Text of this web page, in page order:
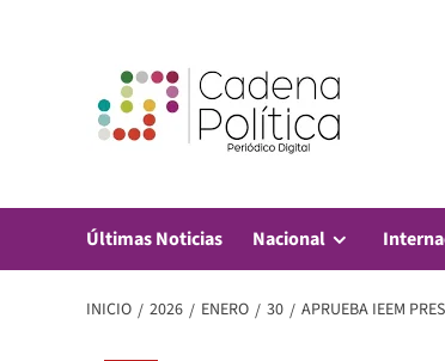
Últimas Noticias Nacional
INICIO 2026 ENERO 30 APRUEBA IEEM